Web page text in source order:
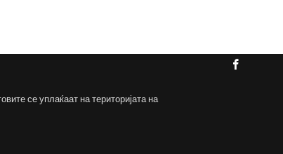
се уплаќаат на територијата на